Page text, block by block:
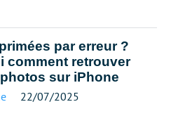
par erreur ?
comment retrouver
sur iPhone
22/07/2025